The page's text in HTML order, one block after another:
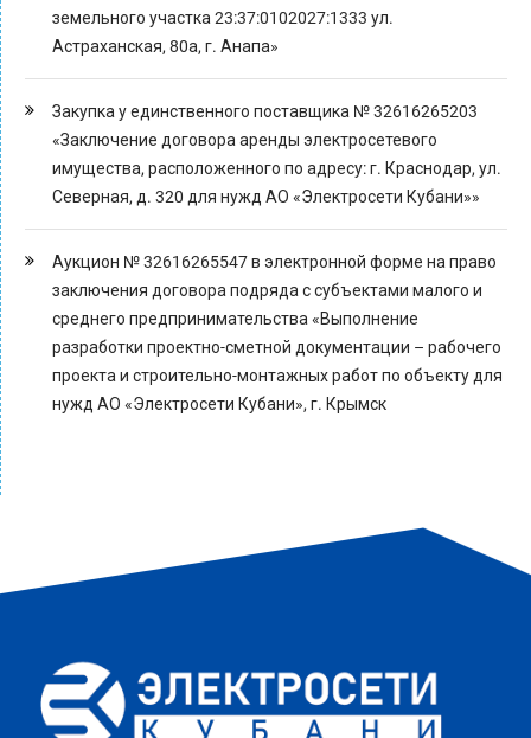
земельного участка 23:37:0102027:1333 ул.
Астраханская, 80а, г. Анапа»
Закупка у единственного поставщика № 32616265203
«Заключение договора аренды электросетевого
имущества, расположенного по адресу: г. Краснодар, ул.
Северная, д. 320 для нужд АО «Электросети Кубани»»
Аукцион № 32616265547 в электронной форме на право
заключения договора подряда с субъектами малого и
среднего предпринимательства «Выполнение
разработки проектно-сметной документации – рабочего
проекта и строительно-монтажных работ по объекту для
нужд АО «Электросети Кубани», г. Крымск